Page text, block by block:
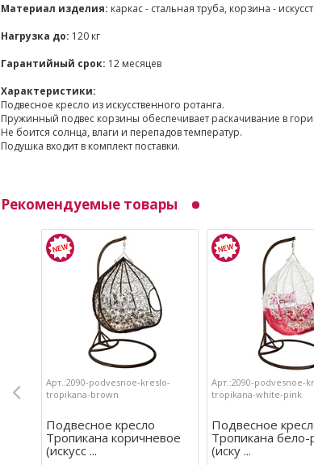
Материал изделия: каркас - стальная труба, корзина -
Нагрузка до: 120 кг
Гарантийный срок: 12 месяцев
Характеристики:
Подвесное кресло из искусственного ротанга.
Пружинный подвес корзины обеспечивает раскачивание в
Не боится солнца, влаги и перепадов температур.
Подушка входит в комплект поставки.
Рекомендуемые товары
Арт.:2090-podvesnoe-kreslo-
tropikana-brown
Подвесное кресло
Тропикана коричневое
(искусс ...
Арт.:2090-podvesnoe-
tropikana-white-pink
Подвесное
Тропикана бело-
(иску ...